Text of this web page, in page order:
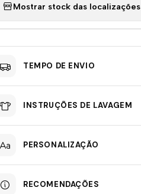
Mostrar stock das localizações
TEMPO DE ENVIO
INSTRUÇÕES DE LAVAGEM
PERSONALIZAÇÃO
RECOMENDAÇÕES